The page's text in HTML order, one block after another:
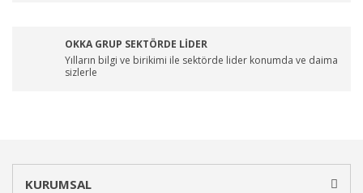
OKKA GRUP SEKTÖRDE LİDER
Yılların bilgi ve birikimi ile sektörde lider konumda ve daima
sizlerle
KURUMSAL